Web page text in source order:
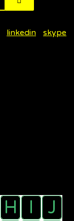
linkedin skype